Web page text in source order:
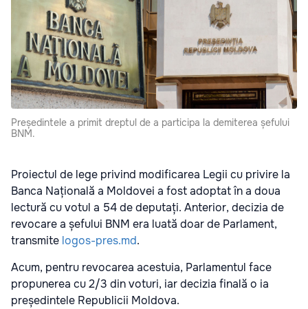
Președintele a primit dreptul de a participa la demiterea șefului
BNM.
Proiectul de lege privind modificarea Legii cu privire la
Banca Națională a Moldovei a fost adoptat în a doua
lectură cu votul a 54 de deputați. Anterior, decizia de
revocare a șefului BNM era luată doar de Parlament,
transmite logos-pres.md.
Acum, pentru revocarea acestuia, Parlamentul face
propunerea cu 2/3 din voturi, iar decizia finală o ia
președintele Republicii Moldova.